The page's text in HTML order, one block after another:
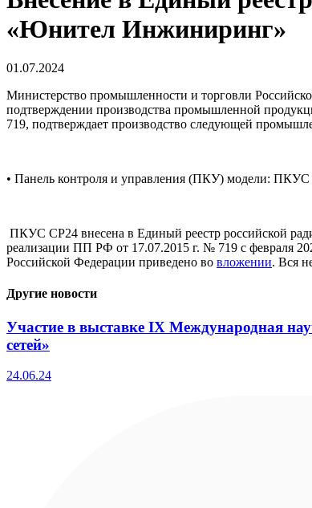
«Юнител Инжиниринг»
01.07.2024
Министерство промышленности и торговли
подтверждении производства промышленной
719, подтверждает производство следующей
• Панель контроля и управления (ПКУ) модели:
ПКУС СР24 внесена в Единый реестр российской
реализации ПП РФ от 17.07.2015 г. № 719 с февраля
Российской Федерации приведено во вложении. Вся
Другие новости
Участие в выставке IX Международная
сетей»
24.06.24